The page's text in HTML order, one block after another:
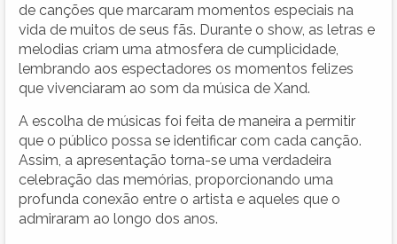
de canções que marcaram momentos especiais na
vida de muitos de seus fãs. Durante o show, as letras e
melodias criam uma atmosfera de cumplicidade,
lembrando aos espectadores os momentos felizes
que vivenciaram ao som da música de Xand.
A escolha de músicas foi feita de maneira a permitir
que o público possa se identificar com cada canção.
Assim, a apresentação torna-se uma verdadeira
celebração das memórias, proporcionando uma
profunda conexão entre o artista e aqueles que o
admiraram ao longo dos anos.